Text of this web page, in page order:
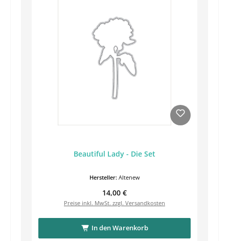
Beautiful Lady - Die Set
Hersteller: Altenew
Regulärer Preis:
14,00 €
Preise inkl. MwSt. zzgl. Versandkosten
In den Warenkorb